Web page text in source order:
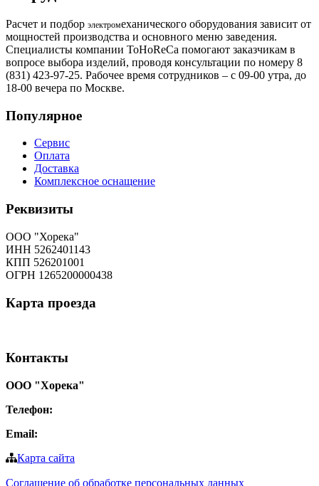
Расчет и подбор электромеханического оборудования зависит от
мощностей производства и основного меню заведения.
Специалисты компании ToHoReCa помогают заказчикам в
вопросе выбора изделий, проводя консультации по номеру 8
(831) 423-97-25. Рабочее время сотрудников – с 09-00 утра, до
18-00 вечера по Москве.
Популярное
Сервис
Оплата
Доставка
Комплексное оснащение
Реквизиты
ООО "Хорека"
ИНН 5262401143
КПП 526201001
ОГРН 1265200000438
Карта проезда
Контакты
ООО "Хорека"
Телефон:
Email:
Карта сайта
Соглашение об обработке персональных данных